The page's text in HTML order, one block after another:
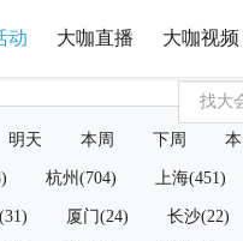
动 大咖直播 大咖视频
明天 本周 下周
杭州(704) 上海(451)
厦门(24) 长沙(22)